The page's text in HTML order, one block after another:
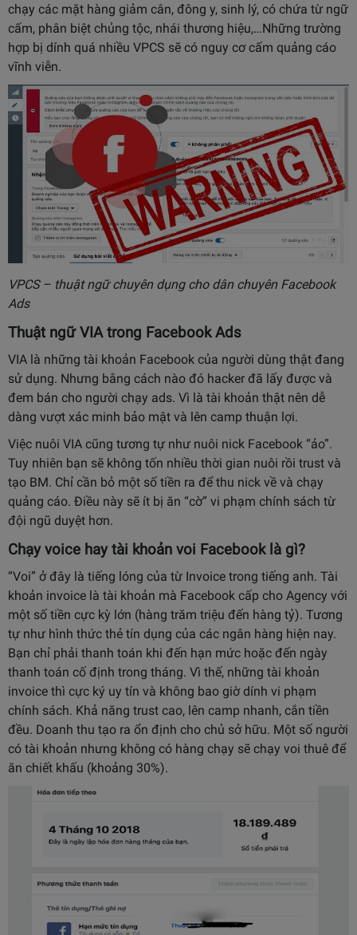
chạy các mặt hàng giảm cân, đông y, sinh lý, có chứa từ ngữ
cấm, phân biệt chủng tộc, nhái thương hiệu,…Những trường
hợp bị dính quá nhiều VPCS sẽ có nguy cơ cấm quảng cáo
vĩnh viễn.
VPCS – thuật ngữ chuyên dụng cho dân chuyên Facebook
Ads
Thuật ngữ VIA trong Facebook Ads
VIA là những tài khoản Facebook của người dùng thật đang
sử dụng. Nhưng bằng cách nào đó hacker đã lấy được và
đem bán cho người chạy ads. Vì là tài khoản thật nên dễ
dàng vượt xác minh bảo mật và lên camp thuận lợi.
Việc nuôi VIA cũng tương tự như nuôi nick Facebook “ảo”.
Tuy nhiên bạn sẽ không tốn nhiều thời gian nuôi rồi trust và
tạo BM. Chỉ cần bỏ một số tiền ra để thu nick về và chạy
quảng cáo. Điều này sẽ ít bị ăn “cờ” vi phạm chính sách từ
đội ngũ duyệt hơn.
Chạy voice hay tài khoản voi Facebook là gì?
“Voi” ở đây là tiếng lóng của từ Invoice trong tiếng anh. Tài
khoản invoice là tài khoản mà Facebook cấp cho Agency với
một số tiền cực kỳ lớn (hàng trăm triệu đến hàng tỷ). Tương
tự như hình thức thẻ tín dụng của các ngân hàng hiện nay.
Bạn chỉ phải thanh toán khi đến hạn mức hoặc đến ngày
thanh toán cố định trong tháng. Vì thế, những tài khoản
invoice thì cực ký uy tín và không bao giờ dính vi phạm
chính sách. Khả năng trust cao, lên camp nhanh, cắn tiền
đều. Doanh thu tạo ra ổn định cho chủ sở hữu. Một số người
có tài khoản nhưng không có hàng chạy sẽ chạy voi thuê để
ăn chiết khấu (khoảng 30%).